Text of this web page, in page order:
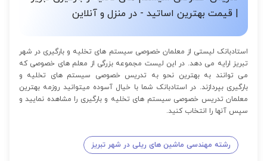
| قیمت بهترین اساتید - در منزل و آنلاین
استادبانک لیستی از معلمان خصوصی سیستم های تخلیه و بارگیری در شهر
تبریز ارایه می دهد. در این لیست مجموعه بزرگی از معلم های خصوصی که
می توانند به بهترین نحو به تدریس خصوصی سیستم های تخلیه و
بارگیری بپردازند. در استادبانک شما با خیال آسوده میتوانید روزمه بهترین
معلمان تدریس خصوصی سیستم های تخلیه و بارگیری را مشاهده نمایید و
سپس آنها را انتخاب کنید.
رشته مهندسی ماشین های ریلی در شهر تبریز